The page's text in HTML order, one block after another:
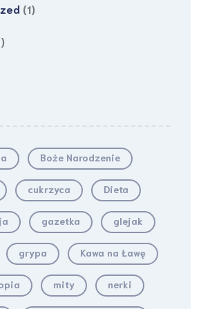
(1)
Boże Narodzenie
cukrzyca Dieta
gazetka glejak
grypa Kawa na Ławę
mity nerki